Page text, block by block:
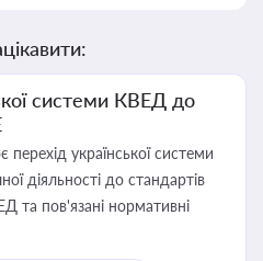
системи КВЕД до
української системи
діяльності до стандартів
та пов'язані нормативні